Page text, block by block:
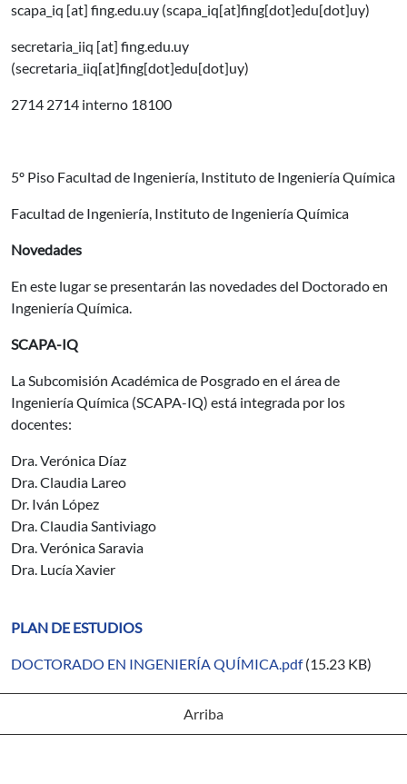
scapa_iq [at] fing.edu.uy (scapa_iq[at]fing[dot]edu[dot]uy)
secretaria_iiq [at] fing.edu.uy
(secretaria_iiq[at]fing[dot]edu[dot]uy)
2714 2714 interno 18100
5º Piso Facultad de Ingeniería, Instituto de Ingeniería Química
Facultad de Ingeniería, Instituto de Ingeniería Química
Novedades
En este lugar se presentarán las novedades del Doctorado en
Ingeniería Química.
SCAPA-IQ
La Subcomisión Académica de Posgrado en el área de
Ingeniería Química (SCAPA-IQ) está integrada por los
docentes:
Dra. Verónica Díaz
Dra. Claudia Lareo
Dr. Iván López
Dra. Claudia Santiviago
Dra. Verónica Saravia
Dra. Lucía Xavier
PLAN DE ESTUDIOS
DOCTORADO EN INGENIERÍA QUÍMICA.pdf (15.23 KB)
Arriba